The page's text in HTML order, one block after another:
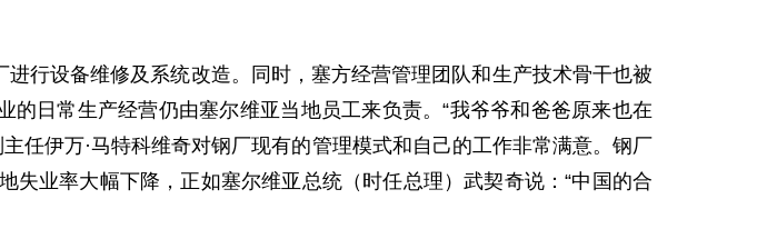
设备维修及系统改造。同时，塞方经营管理团队和生产技术骨干也被
日常生产经营仍由塞尔维亚当地员工来负责。“我爷爷和爸爸原来也在
任伊万·马特科维奇对钢厂现有的管理模式和自己的工作非常满意。钢厂
业率大幅下降，正如塞尔维亚总统（时任总理）武契奇说：“中国的合